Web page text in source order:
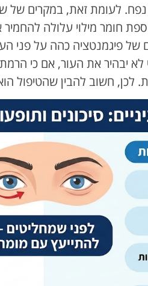
חומר מילוי עלולה
של פיגמנטציה כהה על פני
לא יבהיר את העור, אם כי
לכן, חשוב להבין שהטיפול